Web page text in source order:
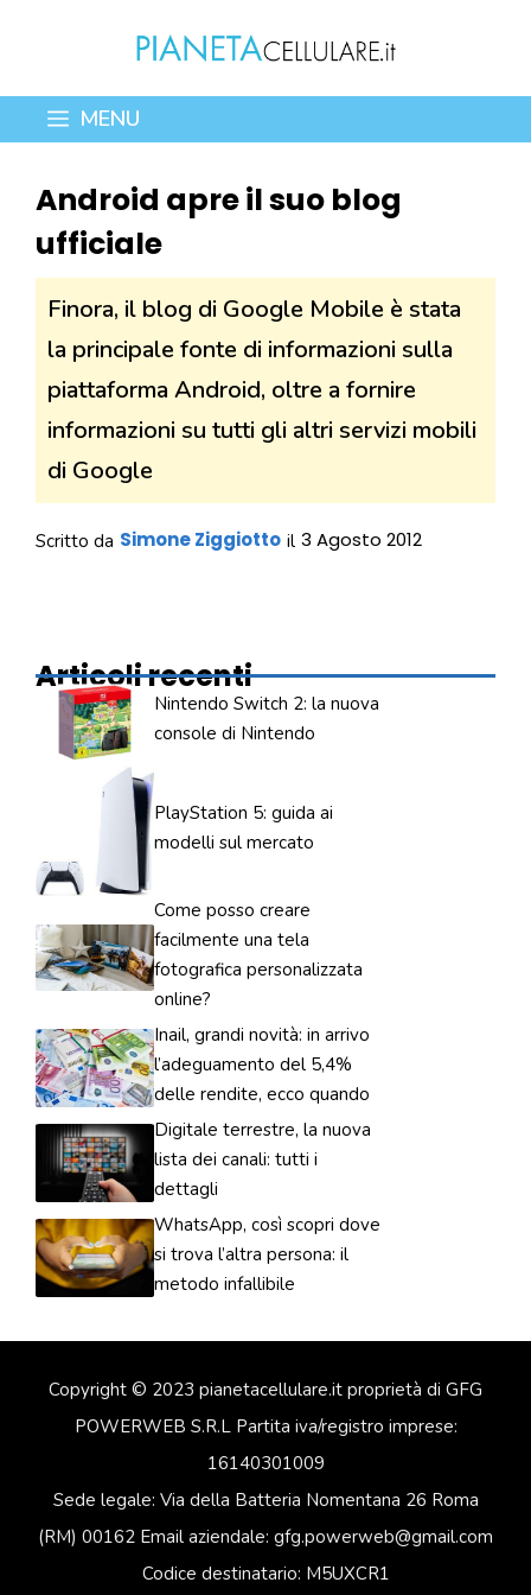
contenuto
MENU
Android apre il suo blog
ufficiale
Finora, il blog di Google Mobile è stata
la principale fonte di informazioni sulla
piattaforma Android, oltre a fornire
informazioni su tutti gli altri servizi mobili
di Google
Scritto da Simone Ziggiotto il 3 Agosto 2012
Articoli recenti
Nintendo Switch 2: la nuova
console di Nintendo
PlayStation 5: guida ai
modelli sul mercato
Come posso creare
facilmente una tela
fotografica personalizzata
online?
Inail, grandi novità: in arrivo
l’adeguamento del 5,4%
delle rendite, ecco quando
Digitale terrestre, la nuova
lista dei canali: tutti i
dettagli
WhatsApp, così scopri dove
si trova l’altra persona: il
metodo infallibile
Copyright © 2023 pianetacellulare.it proprietà di GFG
POWERWEB S.R.L Partita iva/registro imprese:
16140301009
Sede legale: Via della Batteria Nomentana 26 Roma
(RM) 00162 Email aziendale: gfg.powerweb@gmail.com
Codice destinatario: M5UXCR1